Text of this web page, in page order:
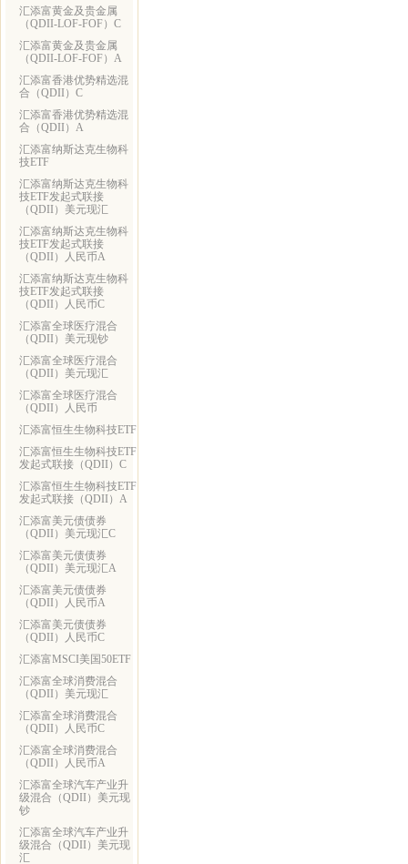
汇添富黄金及贵金属
（QDII-LOF-FOF）C
汇添富黄金及贵金属
（QDII-LOF-FOF）A
汇添富香港优势精选混
合（QDII）C
汇添富香港优势精选混
合（QDII）A
汇添富纳斯达克生物科
技ETF
汇添富纳斯达克生物科
技ETF发起式联接
（QDII）美元现汇
汇添富纳斯达克生物科
技ETF发起式联接
（QDII）人民币A
汇添富纳斯达克生物科
技ETF发起式联接
（QDII）人民币C
汇添富全球医疗混合
（QDII）美元现钞
汇添富全球医疗混合
（QDII）美元现汇
汇添富全球医疗混合
（QDII）人民币
汇添富恒生生物科技ETF
汇添富恒生生物科技ETF
发起式联接（QDII）C
汇添富恒生生物科技ETF
发起式联接（QDII）A
汇添富美元债债券
（QDII）美元现汇C
汇添富美元债债券
（QDII）美元现汇A
汇添富美元债债券
（QDII）人民币A
汇添富美元债债券
（QDII）人民币C
汇添富MSCI美国50ETF
汇添富全球消费混合
（QDII）美元现汇
汇添富全球消费混合
（QDII）人民币C
汇添富全球消费混合
（QDII）人民币A
汇添富全球汽车产业升
级混合（QDII）美元现
钞
汇添富全球汽车产业升
级混合（QDII）美元现
汇